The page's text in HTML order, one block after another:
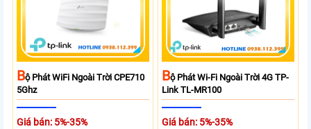
BỘ Phát WiFi Ngoài Trời CPE710
5Ghz
Giá bán: 5%-35%
BỘ Phát Wi-Fi Ngoài Trời 4G TP-
Link TL-MR100
Giá bán: 5%-35%